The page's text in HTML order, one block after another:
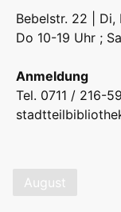
Bebelstr. 22 | Di,
Do 10-19 Uhr ;
Anmeldung
Tel. 0711 / 216-
August